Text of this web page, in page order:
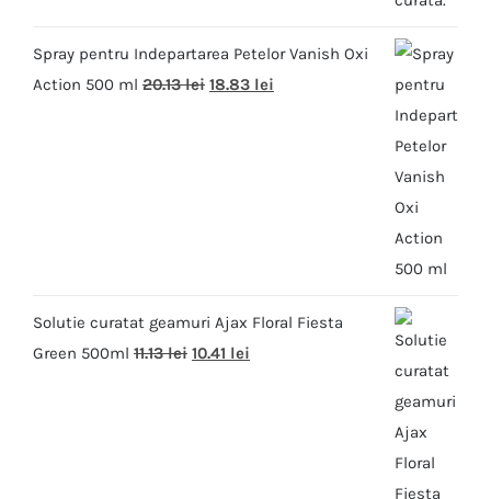
Spray pentru Indepartarea Petelor Vanish Oxi
Action 500 ml 20.13lei 18.83 lei
Solutie curatat geamuri Ajax Floral Fiesta
Green 500ml 11.13lei 10.41 lei